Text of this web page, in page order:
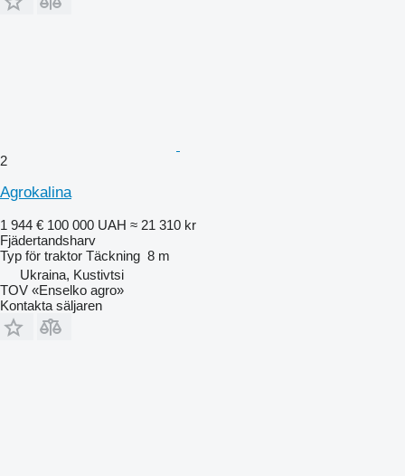
2
Agrokalina
1 944 € 100 000 UAH ≈ 21 310 kr
Fjädertandsharv
Typ för traktor Täckning 8 m
Ukraina, Kustivtsi
TOV «Enselko agro»
Kontakta säljaren